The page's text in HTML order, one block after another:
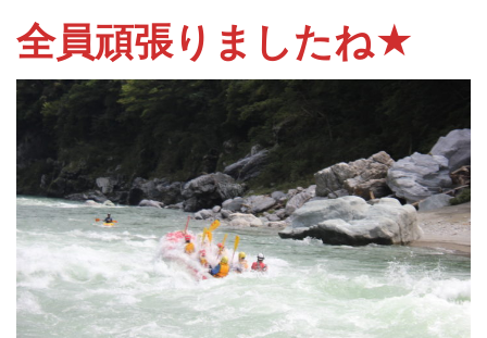
全員頑張りましたね★